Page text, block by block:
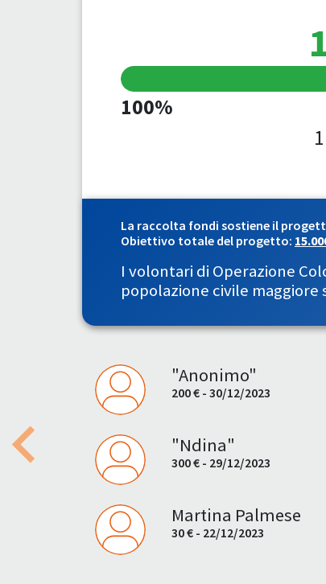
100%
La raccolta fondi sostiene il
Obiettivo totale del progetto:
I volontari di Operazione
popolazione civile maggiore
Previous
"Anonimo"
200 € - 30/12/2023
"Ndina"
300 € - 29/12/2023
Martina Palmese
30 € - 22/12/2023